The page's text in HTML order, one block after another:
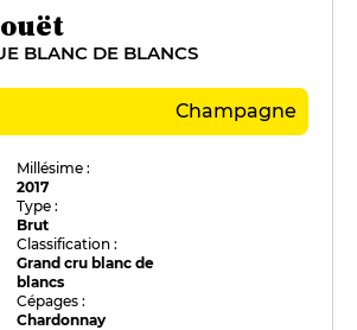
BLANC DE BLANCS
Champagne
Millésime :
2017
Type :
Brut
Classification :
Grand cru blanc de
blancs
Cépages :
Chardonnay